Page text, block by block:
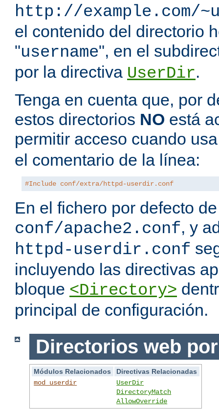
http://example.com/
el contenido del directorio
"username", en el
por la directiva UserDir.
Tenga en cuenta que, por
estos directorios NO está
permitir acceso cuando
el comentario de la línea:
#Include conf/extra/httpd-userdir.conf
En el fichero por defecto
conf/apache2.conf, y
httpd-userdir.conf
incluyendo las directivas
bloque <Directory>
principal de configuración.
Directorios web
Módulos Relacionados
Directivas Relacionadas
mod_userdir
UserDir
DirectoryMatch
AllowOverride